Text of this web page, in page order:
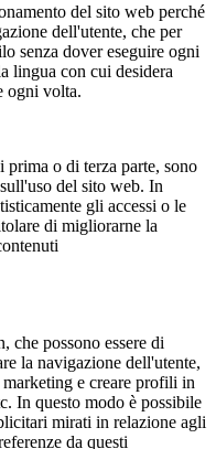
del sito web perché
dell'utente, che per
senza dover eseguire ogni
lingua con cui desidera
ogni volta.
prima o di terza parte, sono
del sito web. In
gli accessi o le
di migliorarne la
possono essere di
la navigazione dell'utente,
e creare profili in
In questo modo è possibile
mirati in relazione agli
da questi